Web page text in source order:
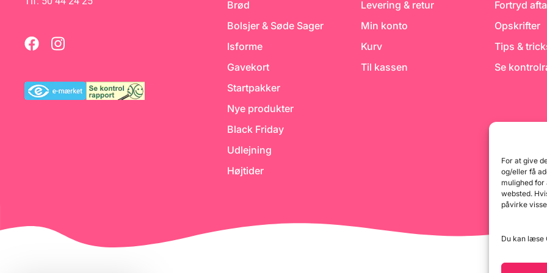
For at give
og/eller få
mulighed
websted.
påvirke
Du kan læse
Brød
Bolsjer & Søde Sager
Isforme
Gavekort
Startpakker
Nye produkter
Black Friday
Udlejning
Højtider
Levering & retur
Min konto
Kurv
Til kassen
Fortryd
Opskrifter
Tips &
Se